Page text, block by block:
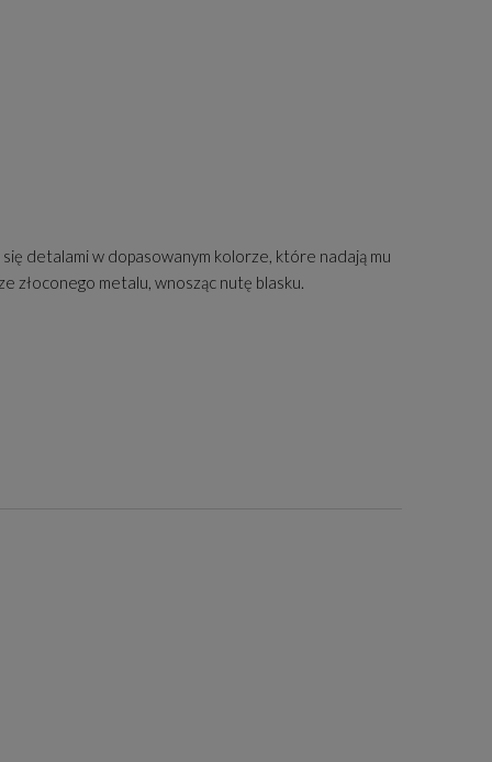
detalami w dopasowanym kolorze, które nadają mu
złoconego metalu, wnosząc nutę blasku.